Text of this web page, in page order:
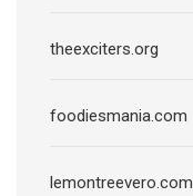
theexciters.org
foodiesmania.com
lemontreevero.com